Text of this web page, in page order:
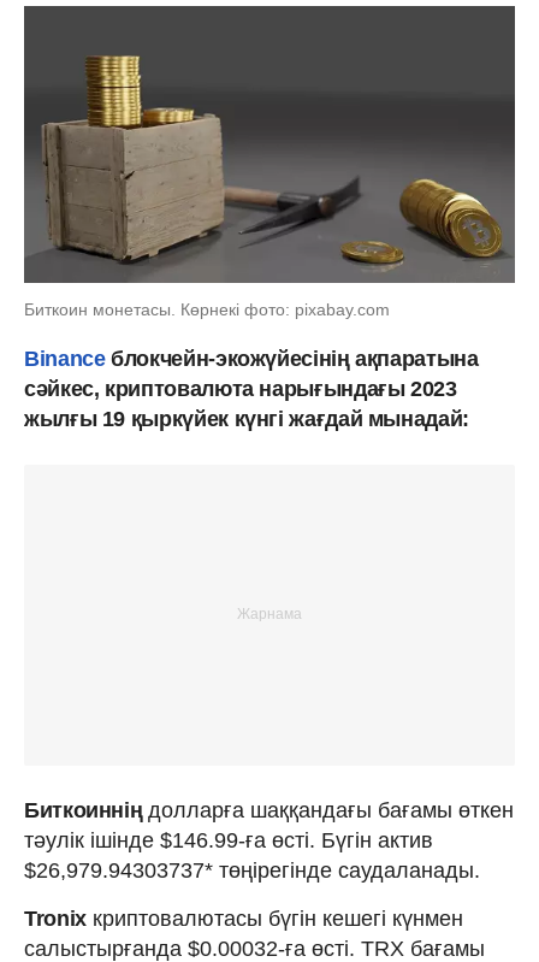
Биткоин монетасы. Көрнекі фото: pixabay.com
Binanceблокчейн-экожүйесінің ақпаратына
сәйкес, криптовалюта нарығындағы 2023
жылғы 19 қыркүйек күнгі жағдай мынадай:
Биткоинніңдолларға шаққандағы бағамы өткен
тәулік ішінде $146.99-ға өсті. Бүгін актив
$26,979.94303737* төңірегінде саудаланады.
Tronixкриптовалютасы бүгін кешегі күнмен
салыстырғанда $0.00032-ға өсті. TRX бағамы